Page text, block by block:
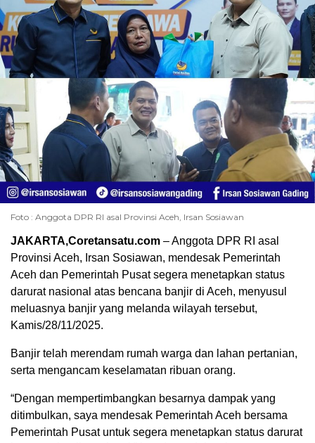
Foto : Anggota DPR RI asal Provinsi Aceh, Irsan Sosiawan
JAKARTA,Coretansatu.com – Anggota DPR RI asal
Provinsi Aceh, Irsan Sosiawan, mendesak Pemerintah
Aceh dan Pemerintah Pusat segera menetapkan status
darurat nasional atas bencana banjir di Aceh, menyusul
meluasnya banjir yang melanda wilayah tersebut,
Kamis/28/11/2025.
Banjir telah merendam rumah warga dan lahan pertanian,
serta mengancam keselamatan ribuan orang.
“Dengan mempertimbangkan besarnya dampak yang
ditimbulkan, saya mendesak Pemerintah Aceh bersama
Pemerintah Pusat untuk segera menetapkan status darurat